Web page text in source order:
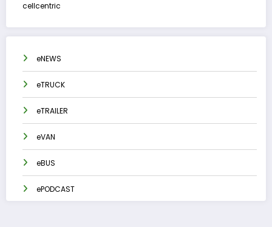
cellcentric
eNEWS
eTRUCK
eTRAILER
eVAN
eBUS
ePODCAST